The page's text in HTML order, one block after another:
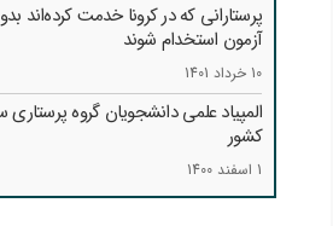
پرستارانی که در کرونا خدمت کرد‌ه‌اند
آزمون استخدام شوند
10 خرداد 1401
المپیاد علمی دانشجویان گروه پرستاری
کشور
1 اسفند 1400